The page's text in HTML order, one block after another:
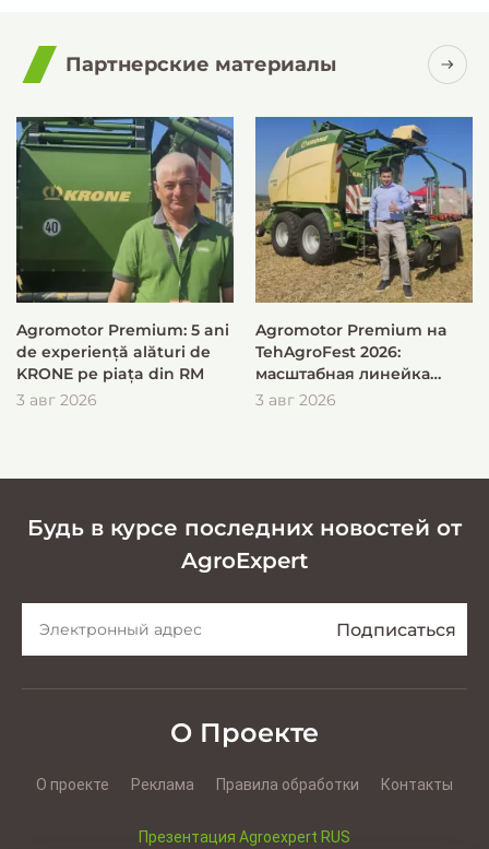
Партнерские материалы
Agromotor Premium: 5 ani
de experiență alături de
KRONE pe piața din RM
3 авг 2026
Agromotor Premium на
TehAgroFest 2026:
масштабная линейка
KRONE для быстрой и
3 авг 2026
Будь в курсе последних новостей от
AgroExpert
О Проекте
О проекте Реклама Правила обработки Контакты
Презентация Agroexpert RUS